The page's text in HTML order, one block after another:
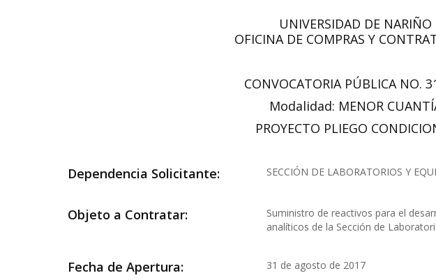
UNIVERSIDAD DE NARIÑO
OFICINA DE COMPRAS Y
CONVOCATORIA PÚBLICA NO.
Modalidad: MENOR
PROYECTO PLIEGO
Dependencia Solicitante: SECCIÓN DE LABORATORIOS Y
Objeto a Contratar:
Suministro de reactivos para el
analíticos de la Sección de
Fecha de Apertura: 31 de agosto de 2017